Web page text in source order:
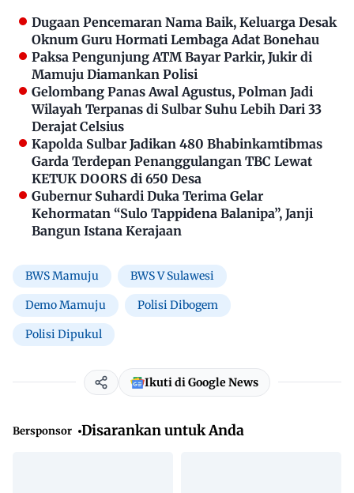
Dugaan Pencemaran Nama Baik, Keluarga Desak
Oknum Guru Hormati Lembaga Adat Bonehau
Paksa Pengunjung ATM Bayar Parkir, Jukir di
Mamuju Diamankan Polisi
Gelombang Panas Awal Agustus, Polman Jadi
Wilayah Terpanas di Sulbar Suhu Lebih Dari 33
Derajat Celsius
Kapolda Sulbar Jadikan 480 Bhabinkamtibmas
Garda Terdepan Penanggulangan TBC Lewat
KETUK DOORS di 650 Desa
Gubernur Suhardi Duka Terima Gelar
Kehormatan “Sulo Tappidena Balanipa”, Janji
Bangun Istana Kerajaan
BWS Mamuju BWS V Sulawesi
Demo Mamuju Polisi Dibogem
Polisi Dipukul
Ikuti di Google News
Bersponsor Disarankan untuk Anda